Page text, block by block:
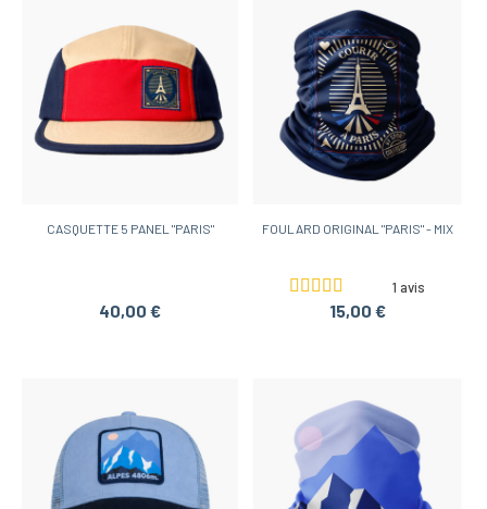
CASQUETTE 5 PANEL "PARIS"
40,00 €
FOULARD ORIGINAL "PARIS" - MIX
1 avis
15,00 €